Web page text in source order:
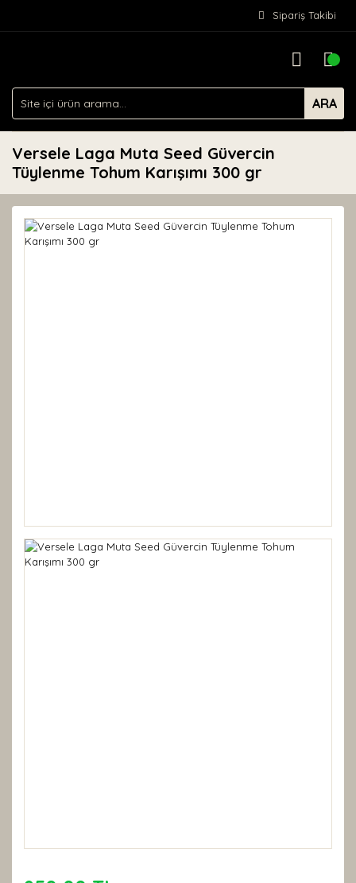
Sipariş Takibi
ARA
Versele Laga Muta Seed Güvercin
Tüylenme Tohum Karışımı 300 gr